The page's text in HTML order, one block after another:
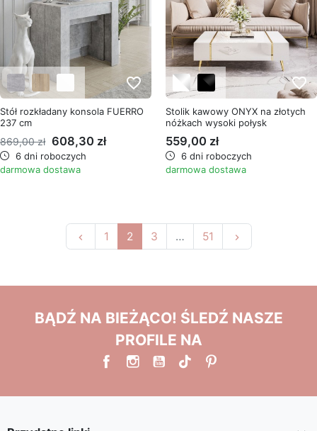
favorite_border
Stół rozkładany konsola FUERRO
237 cm
869,00 zł 608,30 zł
6 dni roboczych
darmowa dostawa
favorite_border
Stolik kawowy ONYX na złotych
nóżkach wysoki połysk
559,00 zł
6 dni roboczych
darmowa dostawa
keyboard_arrow_left Poprzedni
1 2 3 … 51 keyboard_arrow_right
BĄDŹ NA BIEŻĄCO! ŚLEDŹ NASZE
PROFILE NA